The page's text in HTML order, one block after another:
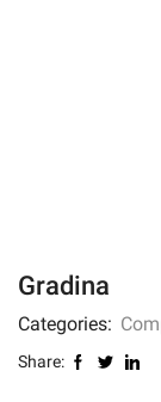
Gradina
Categories:
Share: